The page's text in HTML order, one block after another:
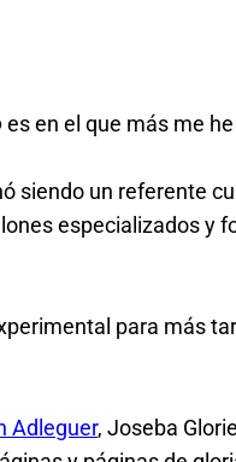
es en el que más me
siendo un referente
especializados y
para más
Adleguer, Joseba